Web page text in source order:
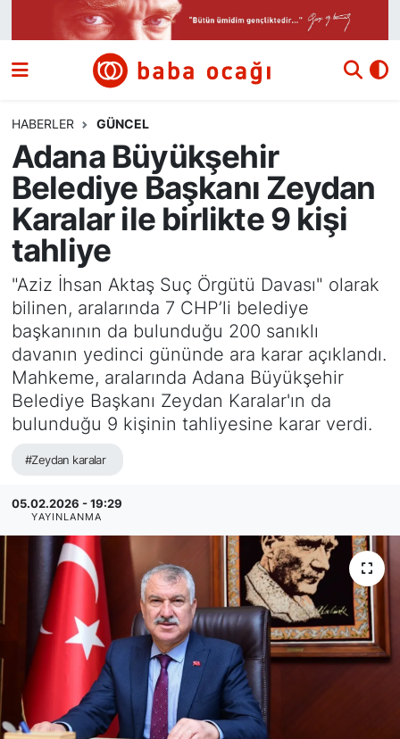
HABERLER GÜNCEL
Adana Büyükşehir
Belediye Başkanı Zeydan
Karalar ile birlikte 9 kişi
tahliye
"Aziz İhsan Aktaş Suç Örgütü Davası" olarak
bilinen, aralarında 7 CHP’li belediye
başkanının da bulunduğu 200 sanıklı
davanın yedinci gününde ara karar açıklandı.
Mahkeme, aralarında Adana Büyükşehir
Belediye Başkanı Zeydan Karalar'ın da
bulunduğu 9 kişinin tahliyesine karar verdi.
#Zeydan karalar
05.02.2026 - 19:29
YAYINLANMA
Siyaset
Ekonomi
Dünya
Kültür ve Sanat
Eğitim
Bilim ve Teknoloji
Yazı Dizisi
Nöbetçi Eczaneler
Hava Durumu
Namaz Vakitleri
Trafik Durumu
Süper Lig Puan Durumu ve Fikstür
Tüm Manşetler
Son Dakika Haberleri
Haber Arşivi